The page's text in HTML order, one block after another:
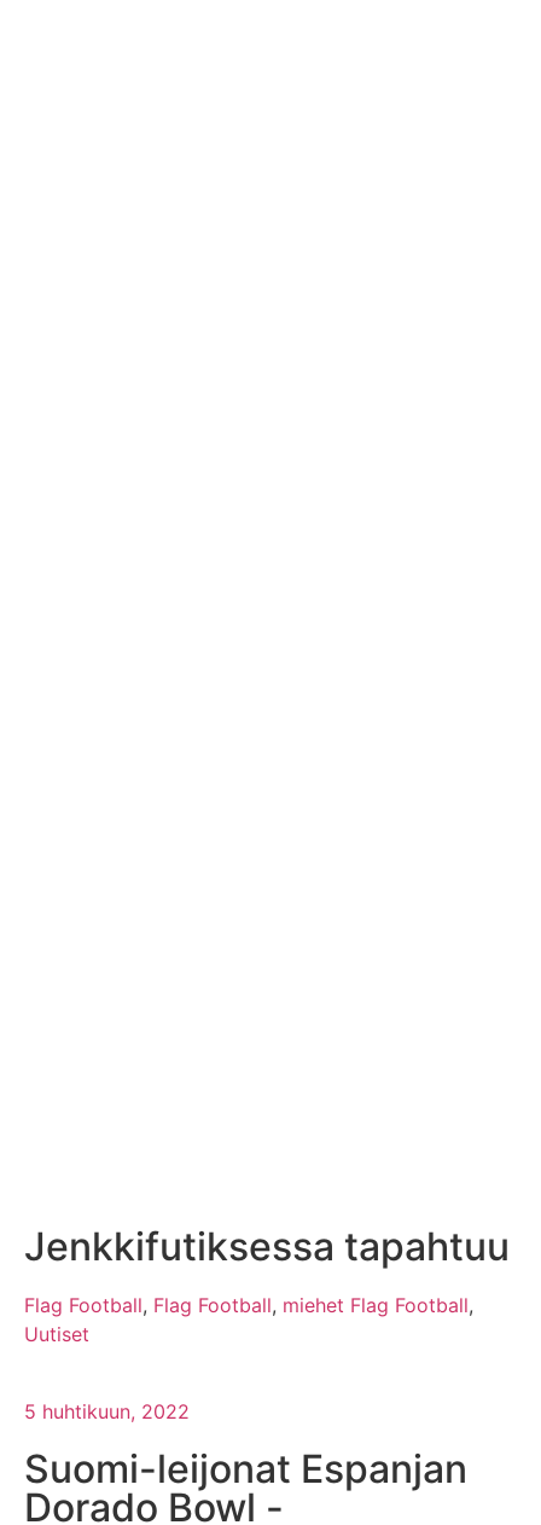
Jenkkifutiksessa tapahtuu
Flag Football, Flag Football, miehet Flag Football,
Uutiset
5 huhtikuun, 2022
Suomi-leijonat Espanjan
Dorado Bowl -